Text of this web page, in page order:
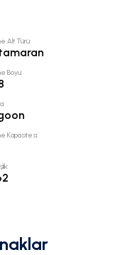
Alt Türü:
Boyu:
:
Kapasitesi:
: